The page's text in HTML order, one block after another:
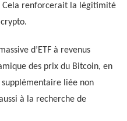
Cela renforcerait la légitimité
d’ETF à revenus
des prix du Bitcoin, en
liée non
à la recherche de